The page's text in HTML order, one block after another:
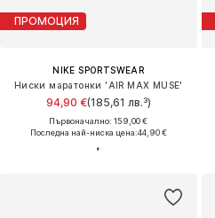
ПРОМОЦИЯ
NIKE SPORTSWEAR
Ниски маратонки 'AIR MAX MUSE'
94,90 €(185,61 лв.³)
Първоначално: 159,00 €
Последна най-ниска цена:44,90 €